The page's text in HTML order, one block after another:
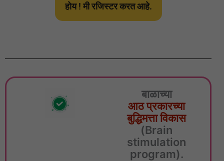
होय ! मी रजिस्टर करत आहे.
बाळाच्या
आठ प्रकारच्या
बुद्धिमत्ता विकास
(Brain
stimulation
program).